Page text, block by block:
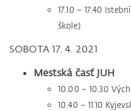
17.10 – 17.40
škole)
SOBOTA 17. 4. 2021
Mestská časť JUH
10.00 – 10.30
10.40 – 11.10